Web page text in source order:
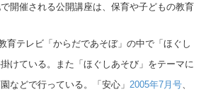
開催される公開講座は、保育や子どもの教育
育テレビ「からだであそぼ」の中で「ほぐし
けている。また「ほぐしあそび」をテーマに
などで行っている。「安心」 2005年7月号、